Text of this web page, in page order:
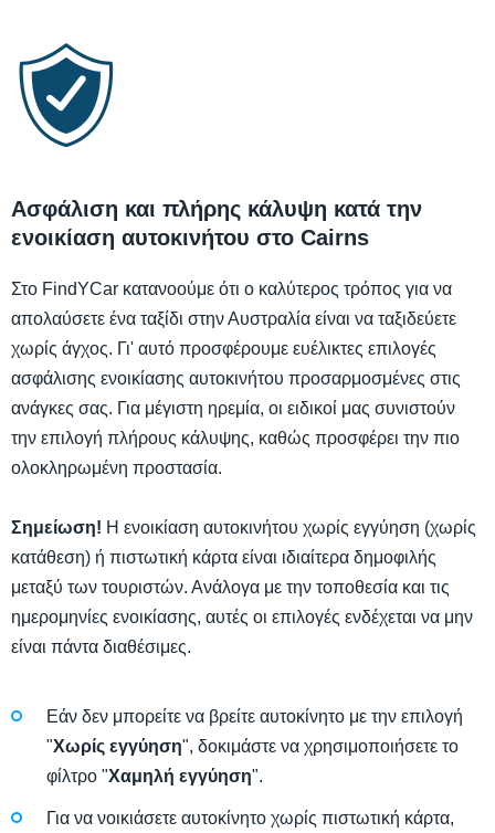
Ασφάλιση και πλήρης κάλυψη κατά την
ενοικίαση αυτοκινήτου στο Cairns
Στο FindYCar κατανοούμε ότι ο καλύτερος τρόπος για να
απολαύσετε ένα ταξίδι στην Αυστραλία είναι να ταξιδεύετε
χωρίς άγχος. Γι' αυτό προσφέρουμε ευέλικτες επιλογές
ασφάλισης ενοικίασης αυτοκινήτου προσαρμοσμένες στις
ανάγκες σας. Για μέγιστη ηρεμία, οι ειδικοί μας συνιστούν
την επιλογή πλήρους κάλυψης, καθώς προσφέρει την πιο
ολοκληρωμένη προστασία.
Σημείωση! Η ενοικίαση αυτοκινήτου χωρίς εγγύηση (χωρίς
κατάθεση) ή πιστωτική κάρτα είναι ιδιαίτερα δημοφιλής
μεταξύ των τουριστών. Ανάλογα με την τοποθεσία και τις
ημερομηνίες ενοικίασης, αυτές οι επιλογές ενδέχεται να μην
είναι πάντα διαθέσιμες.
Εάν δεν μπορείτε να βρείτε αυτοκίνητο με την επιλογή
"Χωρίς εγγύηση", δοκιμάστε να χρησιμοποιήσετε το
φίλτρο "Χαμηλή εγγύηση".
Για να νοικιάσετε αυτοκίνητο χωρίς πιστωτική κάρτα,